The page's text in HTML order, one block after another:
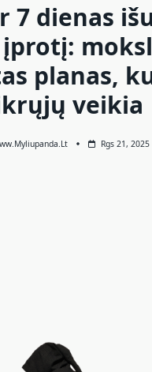
7 dienas
planas,
veikia
Rgs 21, 2025